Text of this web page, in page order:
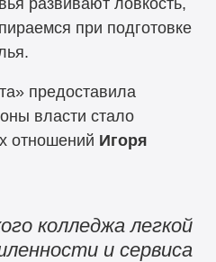
при подготовке
предоставила
власти стало
отношений Игоря
колледжа легкой
и сервиса